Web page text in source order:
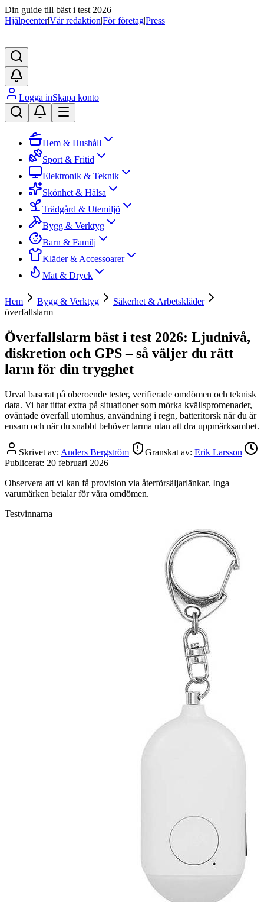
Din guide till bäst i test 2026
Hjälpcenter|Vår redaktion|För företag|Press
Logga inSkapa konto
Hem & Hushåll
Sport & Fritid
Elektronik & Teknik
Skönhet & Hälsa
Trädgård & Utemiljö
Bygg & Verktyg
Barn & Familj
Kläder & Accessoarer
Mat & Dryck
Hem Bygg & Verktyg
Säkerhet & Arbetskläder
överfallslarm
Överfallslarm bäst i test 2026: Ljudnivå,
diskretion och GPS – så väljer du rätt
larm för din trygghet
Urval baserat på oberoende tester, verifierade omdömen och teknisk
data. Vi har tittat extra på situationer som mörka kvällspromenader,
oväntade överfall utomhus, användning i regn, batteritorsk när du är
ensam och när du snabbt behöver larma utan att dra uppmärksamhet.
Skrivet av: Anders Bergström| Granskat av: Erik Larsson|
Publicerat: 20 februari 2026
Observera att vi kan få provision via återförsäljarlänkar. Inga
varumärken betalar för våra omdömen.
Testvinnarna